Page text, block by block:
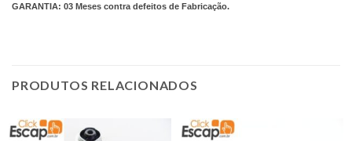
GARANTIA: 03 Meses contra defeitos de Fabricação.
PRODUTOS RELACIONADOS